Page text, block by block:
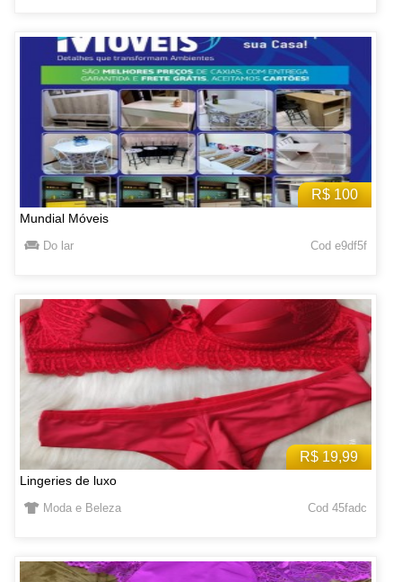
R$ 100
Mundial Móveis
Do lar Cod e9df5f
R$ 19,99
Lingeries de luxo
Moda e Beleza Cod 45fadc